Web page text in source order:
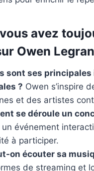
avez
Owen
sont ses
? Owen s’inspire
et des artistes
se déroule un
un événement
à participer.
on écouter sa
de streaming et